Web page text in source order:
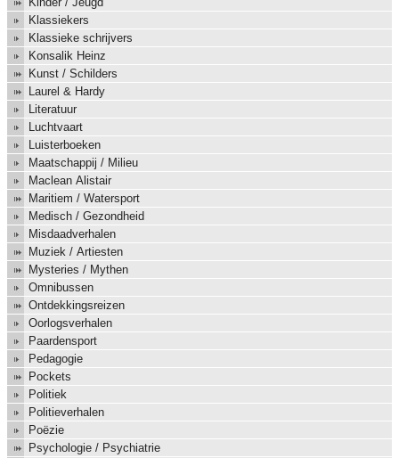
Klassiekers
Klassieke schrijvers
Konsalik Heinz
Kunst / Schilders
Laurel & Hardy
Literatuur
Luchtvaart
Luisterboeken
Maatschappij / Milieu
Maclean Alistair
Maritiem / Watersport
Medisch / Gezondheid
Misdaadverhalen
Muziek / Artiesten
Mysteries / Mythen
Omnibussen
Ontdekkingsreizen
Oorlogsverhalen
Paardensport
Pedagogie
Pockets
Politiek
Politieverhalen
Poëzie
Psychologie / Psychiatrie